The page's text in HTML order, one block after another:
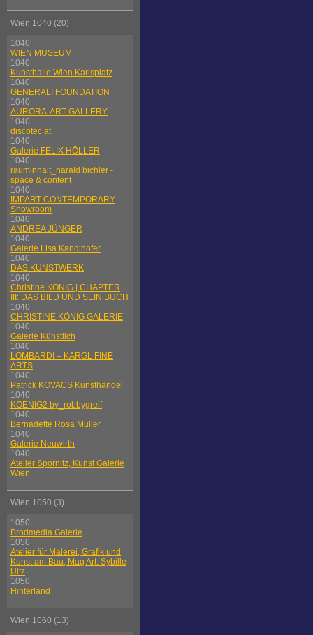
Wien 1040 (20)
1040
WIEN MUSEUM
1040
Kunsthalle Wien Karlsplatz
1040
GENERALI FOUNDATION
1040
AURORA-ART-GALLERY
1040
discotec.at
1040
Galerie FELIX HÖLLER
1040
rauminhalt_harald bichler -
space & content
1040
IMPART CONTEMPORARY
Showroom
1040
ANDREA JÜNGER
1040
Galerie Lisa Kandlhofer
1040
DAS KUNSTWERK
1040
Christine KÖNIG | CHAPTER
III: DAS BILD UND SEIN BUCH
1040
CHRISTINE KÖNIG GALERIE
1040
Galerie Künstlich
1040
LOMBARDI – KARGL FINE
ARTS
1040
Patrick KOVACS Kunsthandel
1040
KOENIG2 by_robbygreif
1040
Bernadette Rosa Müller
1040
Galerie Neuwirth
1040
Atelier Spornitz, Kunst Galerie
Wien
Wien 1050 (3)
1050
Brodmedia Galerie
1050
Atelier für Malerei, Grafik und
Kunst am Bau, Mag Art. Sybille
Uitz
1050
Hinterland
Wien 1060 (13)